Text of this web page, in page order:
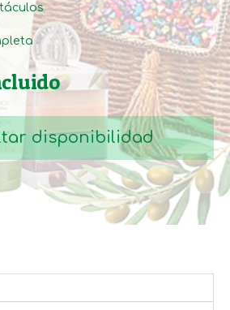
disponibilidad